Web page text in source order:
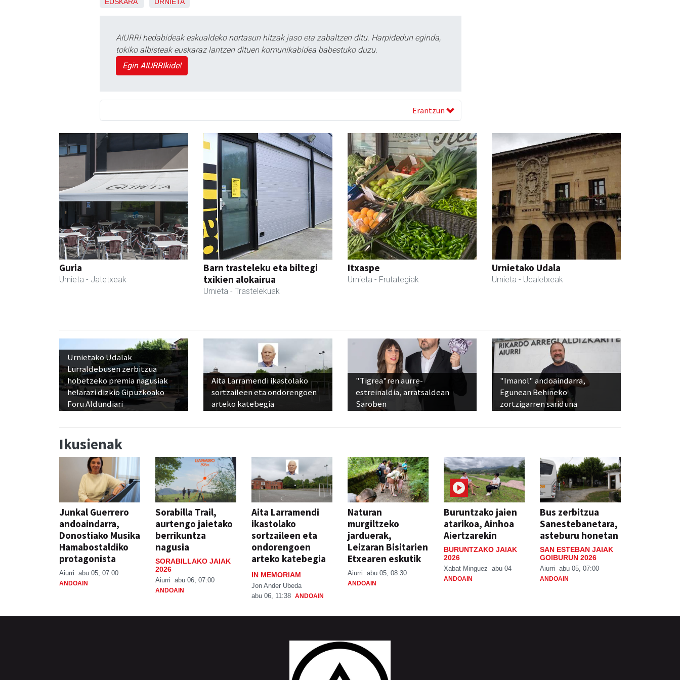
AIURRI hedabideak eskualdeko nortasun hitzak jaso eta zabaltzen ditu. Harpidedun eginda,
tokiko albisteak euskaraz lantzen dituen komunikabidea babestuko duzu.
Egin AIURRIkide!
Erantzun
Guria
Urnieta - Jatetxeak
Barn trasteleku eta biltegi
txikien alokairua
Urnieta - Trastelekuak
Itxaspe
Urnieta - Frutategiak
Urnietako Udala
Urnieta - Udaletxeak
Urnietako Udalak
Lurraldebusen zerbitzua
hobetzeko premia nagusiak
helarazi dizkio Gipuzkoako
Foru Aldundiari
Aita Larramendi ikastolako
sortzaileen eta ondorengoen
arteko katebegia
"Tigrea"ren aurre-
estreinaldia, arratsaldean
Saroben
"Imanol" andoaindarra,
Egunean Behineko
zortzigarren sariduna
Ikusienak
Junkal Guerrero
andoaindarra,
Donostiako Musika
Hamabostaldiko
protagonista
Aiurri abu 05, 07:00
ANDOAIN
Sorabilla Trail,
aurtengo jaietako
berrikuntza
nagusia
SORABILLAKO JAIAK
2026
Aiurri abu 06, 07:00
ANDOAIN
Aita Larramendi
ikastolako
sortzaileen eta
ondorengoen
arteko katebegia
IN MEMORIAM
Jon Ander Ubeda
abu 06, 11:38 ANDOAIN
Naturan
murgiltzeko
jarduerak,
Leizaran Bisitarien
Etxearen eskutik
Aiurri abu 05, 08:30
ANDOAIN
Buruntzako jaien
atarikoa, Ainhoa
Aiertzarekin
BURUNTZAKO JAIAK
2026
Xabat Minguez abu 04
ANDOAIN
Bus zerbitzua
Sanestebanetara,
asteburu honetan
SAN ESTEBAN JAIAK
GOIBURUN 2026
Aiurri abu 05, 07:00
ANDOAIN